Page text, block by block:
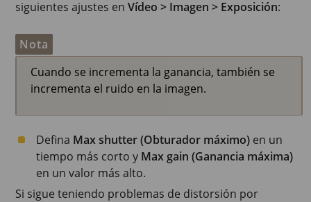
siguientes ajustes en Vídeo > Imagen > Exposición:
Nota
Cuando se incrementa la ganancia, también se
incrementa el ruido en la imagen.
Defina Max shutter (Obturador máximo) en un
tiempo más corto y Max gain (Ganancia máxima)
en un valor más alto.
Si sigue teniendo problemas de distorsión por